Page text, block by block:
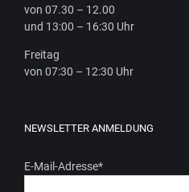
von 07.30 – 12.00
und 13:00 – 16:30 Uhr
Frei­tag
von 07:30 – 12:30 Uhr
NEWSLETTER ANMELDUNG
E-Mail-Adresse*